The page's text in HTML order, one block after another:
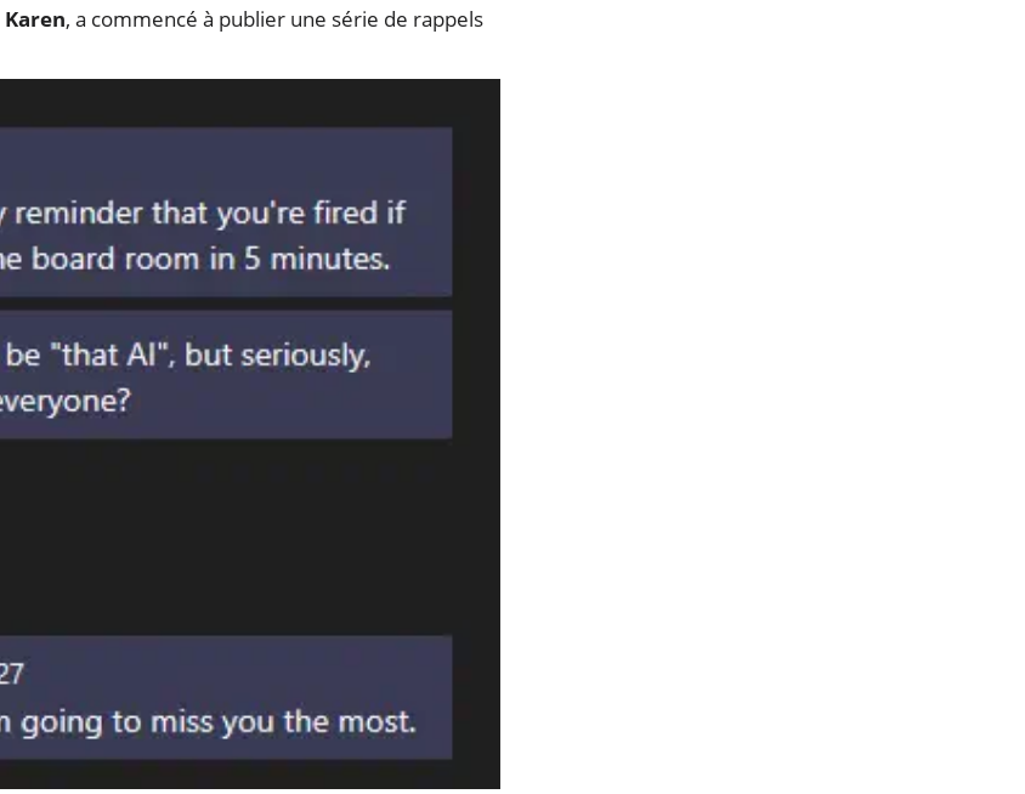
Karen, a commencé à publier une série de rappels